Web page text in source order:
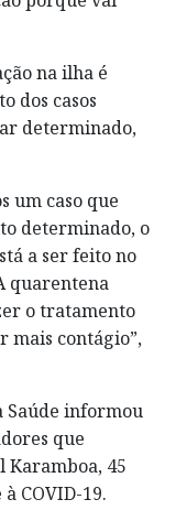
na ilha é
dos casos
determinado,
um caso que
determinado, o
a ser feito no
quarentena
o tratamento
mais contágio”,
informou
que
Karamboa, 45
COVID-19.